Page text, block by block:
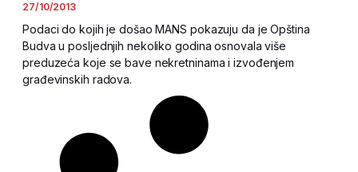
27/10/2013
Podaci do kojih je došao MANS pokazuju da je Opština
Budva u posljednjih nekoliko godina osnovala više
preduzeća koje se bave nekretninama i izvođenjem
građevinskih radova.